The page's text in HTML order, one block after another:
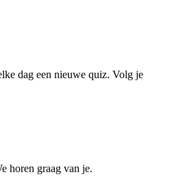
dag een nieuwe quiz. Volg je
horen graag van je.